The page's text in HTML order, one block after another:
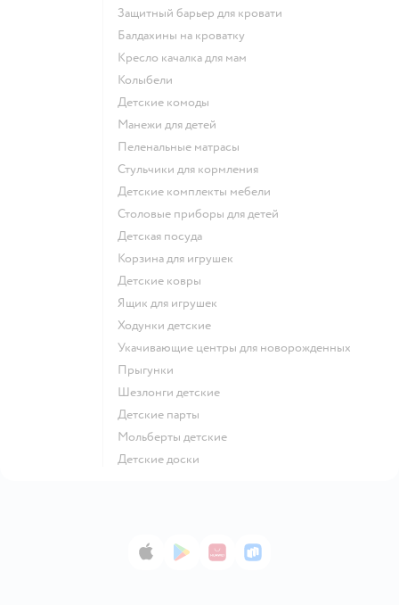
Защитный барьер для кровати
Балдахины на кроватку
Кресло качалка для мам
Колыбели
Детские комоды
Манежи для детей
Пеленальные матрасы
Стульчики для кормления
Детские комплекты мебели
Столовые приборы для детей
Детская посуда
Корзина для игрушек
Детские ковры
Ящик для игрушек
Ходунки детские
Укачивающие центры для новорожденных
Прыгунки
Шезлонги детские
Детские парты
Мольберты детские
Детские доски
App StoreGoogle Play
AppGallery
RuStore